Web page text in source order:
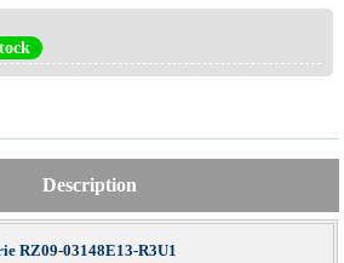
Description
RZ09-03148E13-R3U1